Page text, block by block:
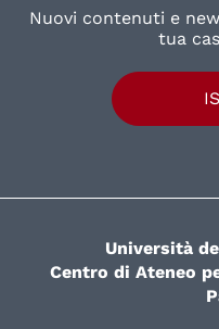
Nuovi contenuti e
tua
Università
Centro di Ateneo